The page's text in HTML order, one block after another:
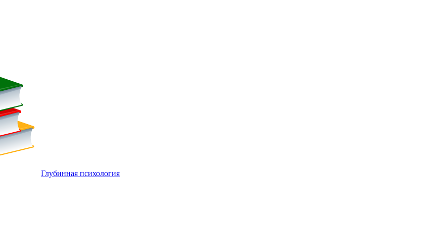
Глубинная психология